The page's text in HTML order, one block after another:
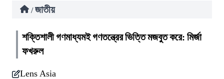
/ জাতীয়
শক্তিশালী গণমাধ্যমই গণতন্ত্রের ভিত্তি মজবুত করে: মির্জা
ফখরুল
Lens Asia